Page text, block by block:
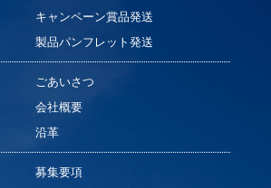
キャンペーン賞品発送
製品パンフレット発送
ごあいさつ
会社概要
沿革
募集要項